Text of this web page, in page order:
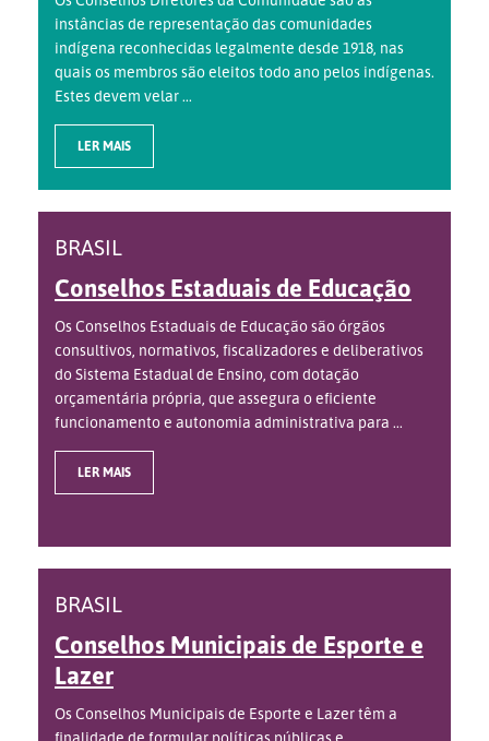
instâncias de representação das comunidades
indígena reconhecidas legalmente desde 1918, nas
quais os membros são eleitos todo ano pelos indígenas.
Estes devem velar ...
LER MAIS
BRASIL
Conselhos Estaduais de Educação
Os Conselhos Estaduais de Educação são órgãos
consultivos, normativos, fiscalizadores e deliberativos
do Sistema Estadual de Ensino, com dotação
orçamentária própria, que assegura o eficiente
funcionamento e autonomia administrativa para ...
LER MAIS
BRASIL
Conselhos Municipais de Esporte e
Lazer
Os Conselhos Municipais de Esporte e Lazer têm a
finalidade de formular políticas públicas e